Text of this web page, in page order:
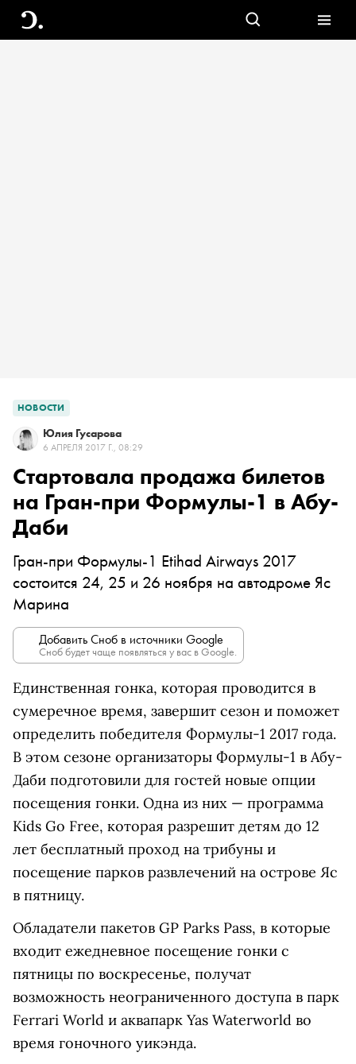
НОВОСТИ
Юлия Гусарова
6 АПРЕЛЯ 2017 Г., 08:29
Стартовала продажа билетов
на Гран-при Формулы-1 в Абу-
Даби
Гран-при Формулы-1 Etihad Airways 2017
состоится 24, 25 и 26 ноября на автодроме Яс
Марина
Добавить Сноб в источники Google
Сноб будет чаще появляться у вас в Google.
Единственная гонка, которая проводится в
сумеречное время, завершит сезон и поможет
определить победителя Формулы-1 2017 года.
В этом сезоне организаторы Формулы-1 в Абу-
Даби подготовили для гостей новые опции
посещения гонки. Одна из них — программа
Kids Go Free, которая разрешит детям до 12
лет бесплатный проход на трибуны и
посещение парков развлечений на острове Яс
в пятницу.
Обладатели пакетов GP Parks Pass, в которые
входит ежедневное посещение гонки с
пятницы по воскресенье, получат
возможность неограниченного доступа в парк
Ferrari World и аквапарк Yas Waterworld во
время гоночного уикэнда.